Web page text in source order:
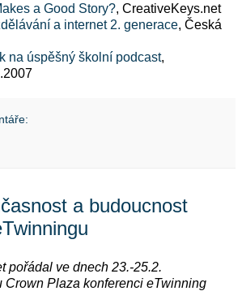
a Good Story?, CreativeKeys.net
a internet 2. generace, Česká
na úspěšný školní podcast,
a budoucnost
pořádal ve dnech 23.-25.2.
Crown Plaza konferenci eTwinning